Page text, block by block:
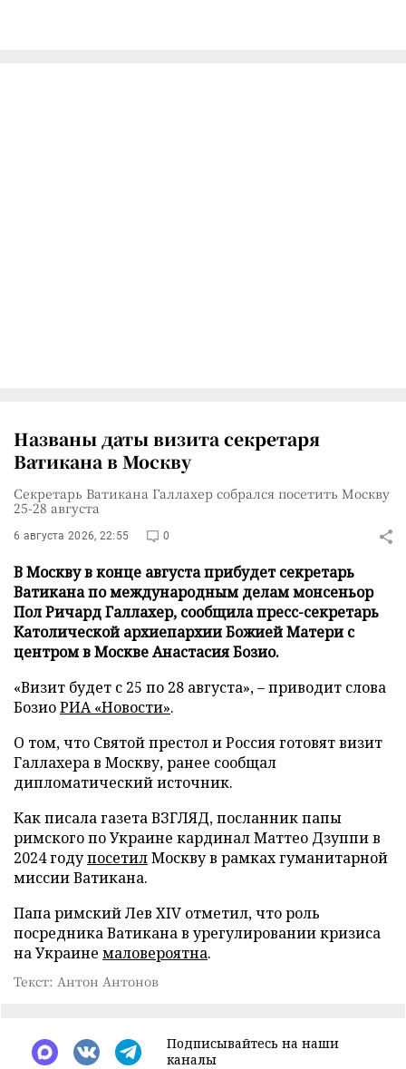
Названы даты визита секретаря
Ватикана в Москву
Секретарь Ватикана Галлахер собрался посетить Москву
25-28 августа
6 августа 2026, 22:55 0
В Москву в конце августа прибудет секретарь
Ватикана по международным делам монсеньор
Пол Ричард Галлахер, сообщила пресс-секретарь
Католической архиепархии Божией Матери с
центром в Москве Анастасия Бозио.
«Визит будет с 25 по 28 августа», – приводит слова
БозиоРИА «Новости».
О том, что Святой престол и Россия готовят визит
Галлахера в Москву, ранее сообщал
дипломатический источник.
Как писала газета ВЗГЛЯД, посланник папы
римского по Украине кардинал Маттео Дзуппи в
2024 годупосетилМоскву в рамках гуманитарной
миссии Ватикана.
Папа римский Лев XIV отметил, что роль
посредника Ватикана в урегулировании кризиса
на Украине маловероятна.
Текст: Антон Антонов
Подписывайтесь на наши
каналы